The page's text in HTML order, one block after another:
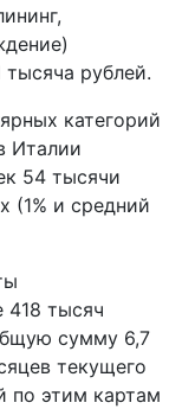
рублей.
категорий
Италии
54 тысячи
(1% и средний
418 тысяч
сумму 6,7
текущего
по этим картам